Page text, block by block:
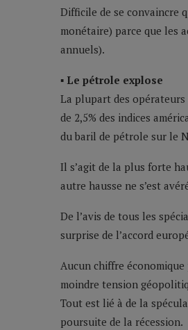
Difficile de se convaincre
monétaire) parce que les
annuels).
▪ Le pétrole explose
La plupart des
de 2,5% des indices
du baril de pétrole sur le
Il s’agit de la plus forte
autre hausse ne s’est
De l’avis de tous les
surprise de l’accord
Aucun chiffre économique
moindre tension
Tout est lié à de la
poursuite de la récession.